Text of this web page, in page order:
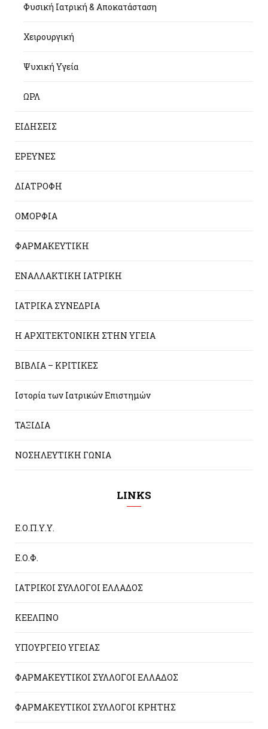
Φυσική Ιατρική & Αποκατάσταση
Χειρουργική
Ψυχική Υγεία
ΩΡΛ
ΕΙΔΗΣΕΙΣ
ΕΡΕΥΝΕΣ
ΔΙΑΤΡΟΦΗ
ΟΜΟΡΦΙΑ
ΦΑΡΜΑΚΕΥΤΙΚΗ
ΕΝΑΛΛΑΚΤΙΚΗ ΙΑΤΡΙΚΗ
ΙΑΤΡΙΚΑ ΣΥΝΕΔΡΙΑ
Η ΑΡΧΙΤΕΚΤΟΝΙΚΗ ΣΤΗΝ ΥΓΕΙΑ
ΒΙΒΛΙΑ – ΚΡΙΤΙΚΕΣ
Ιστορία των Ιατρικών Επιστημών
ΤΑΞΙΔΙΑ
ΝΟΣΗΛΕΥΤΙΚΗ ΓΩΝΙΑ
LINKS
Ε.Ο.Π.Υ.Υ.
Ε.Ο.Φ.
ΙΑΤΡΙΚΟΙ ΣΥΛΛΟΓΟΙ ΕΛΛΑΔΟΣ
ΚΕΕΛΠΝΟ
ΥΠΟΥΡΓΕΙΟ ΥΓΕΙΑΣ
ΦΑΡΜΑΚΕΥΤΙΚΟΙ ΣΥΛΛΟΓΟΙ ΕΛΛΑΔΟΣ
ΦΑΡΜΑΚΕΥΤΙΚΟΙ ΣΥΛΛΟΓΟΙ ΚΡΗΤΗΣ